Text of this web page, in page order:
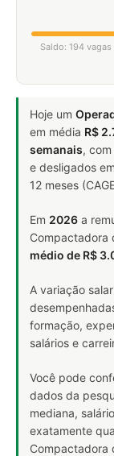
Saldo: 194
Hoje um
em média R$
semanais,
e desligados
12 meses
Em 2026 a
Compactadora
médio de R$
A variação
formação,
salários e
Você pode
dados da
mediana,
exatamente
Compactadora